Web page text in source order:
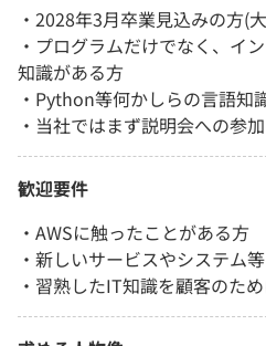
・2028年3月卒業見込みの方(
・プログラムだけでなく、イ
知識がある方
・Python等何かしらの言語知
・当社ではまず説明会への参
歓迎要件
・AWSに触ったことがある方
・新しいサービスやシステム
・習熟したIT知識を顧客のた